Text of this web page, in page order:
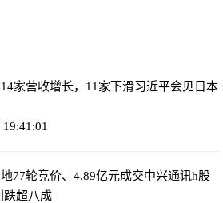
家营收增长，11家下滑习近平会见日本
77轮竞价、4.89亿元成交中兴通讯h股
跌超八成